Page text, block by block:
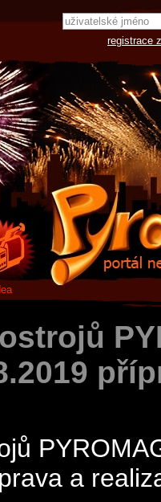
registrace
a